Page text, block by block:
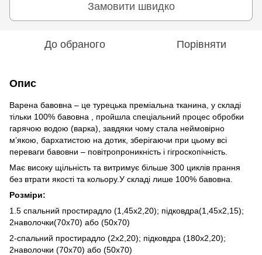
Замовити швидко
До обраного Порівняти
Опис
Варена бавовна – це турецька преміальна тканина, у складі
тільки 100% бавовна , пройшла спеціальний процес обробки
гарячою водою (варка), завдяки чому стала неймовірно
м’якою, бархатистою на дотик, зберігаючи при цьому всі
переваги бавовни – повітропроникність і гігроскопічність.
Має високу щільність та витримує більше 300 циклів прання
без втрати якості та кольору.У складі лише 100% бавовна.
Розміри:
1.5 спальний простирадло (1,45х2,20); підковдра(1,45х2,15);
2наволочки(70х70) або (50х70)
2-спальний простирадло (2х2,20); підковдра (180х2,20);
2наволочки (70х70) або (50х70)